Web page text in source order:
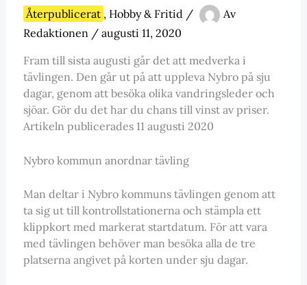
Återpublicerat , Hobby & Fritid /
Av
Redaktionen / augusti 11, 2020
Fram till sista augusti går det att medverka i
tävlingen. Den går ut på att uppleva Nybro på sju
dagar, genom att besöka olika vandringsleder och
sjöar. Gör du det har du chans till vinst av priser.
Artikeln publicerades 11 augusti 2020
Nybro kommun anordnar tävling
Man deltar i Nybro kommuns tävlingen genom att
ta sig ut till kontrollstationerna och stämpla ett
klippkort med markerat startdatum. För att vara
med tävlingen behöver man besöka alla de tre
platserna angivet på korten under sju dagar.